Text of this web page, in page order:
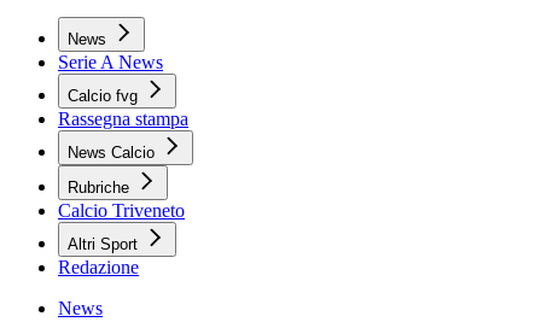
News
Serie A News
Calcio fvg
Rassegna stampa
News Calcio
Rubriche
Calcio Triveneto
Altri Sport
Redazione
News